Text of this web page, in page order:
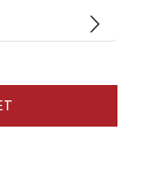
arrow_forward_ios